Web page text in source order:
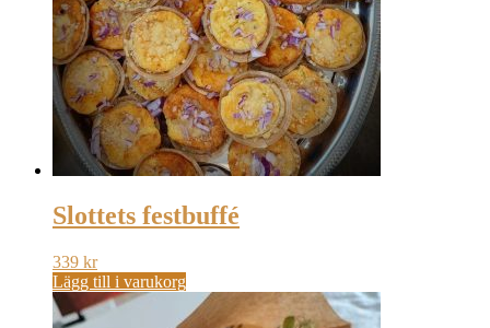
Slottets festbuffé
339 kr
Lägg till i varukorg